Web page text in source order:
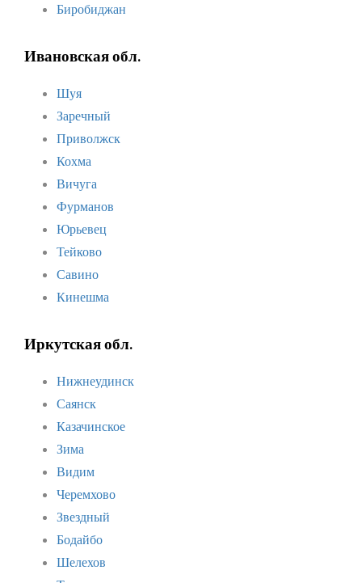
Биробиджан
Ивановская обл.
Шуя
Заречный
Приволжск
Кохма
Вичуга
Фурманов
Юрьевец
Тейково
Савино
Кинешма
Иркутская обл.
Нижнеудинск
Саянск
Казачинское
Зима
Видим
Черемхово
Звездный
Бодайбо
Шелехов